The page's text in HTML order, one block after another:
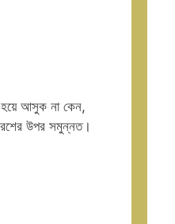
উপর সমুন্নত।